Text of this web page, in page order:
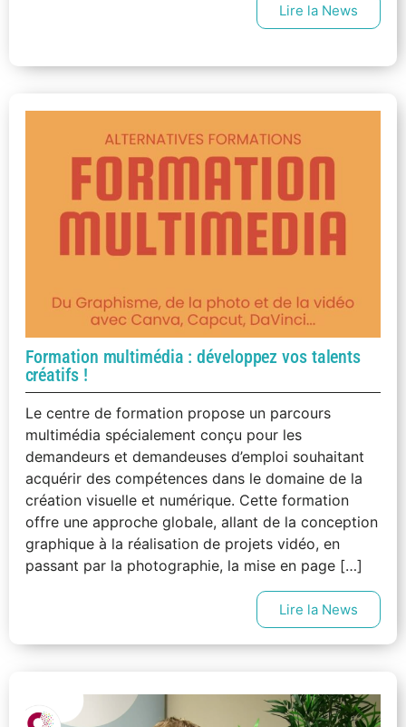
Lire la News
Formation multimédia : développez vos talents
créatifs !
Le centre de formation propose un parcours
multimédia spécialement conçu pour les
demandeurs et demandeuses d’emploi souhaitant
acquérir des compétences dans le domaine de la
création visuelle et numérique. Cette formation
offre une approche globale, allant de la conception
graphique à la réalisation de projets vidéo, en
passant par la photographie, la mise en page […]
Lire la News